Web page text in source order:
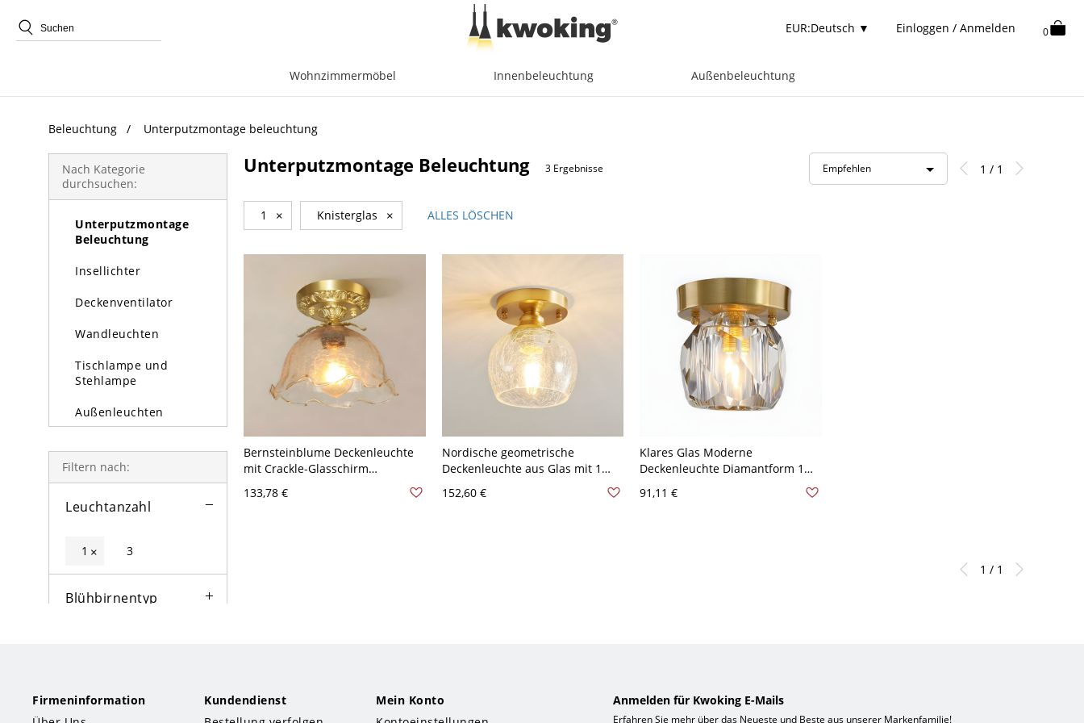
EUR:Deutsch ▼ Einloggen / Anmelden 0
Wohnzimmermöbel Innenbeleuchtung Außenbeleuchtung
Beleuchtung Unterputzmontage beleuchtung
Nach Kategorie
durchsuchen:
Beleuchtung
Kronleuchter
Pendelleuchte
Unterputzmontage
Beleuchtung
Insellichter
Deckenventilator
Wandleuchten
Tischlampe und
Stehlampe
Außenleuchten
Filtern nach:
Leuchtanzahl
1 × 3
Blühbirnentyp
Unterputzmontage Beleuchtung 3 Ergebnisse Empfehlen 1 / 1
1 × Knisterglas × ALLES LÖSCHEN
Bernsteinblume Deckenleuchte
mit Crackle-Glasschirm
133,78 €
Nordische geometrische
Deckenleuchte aus Glas mit 1
Schüssel
152,60 €
Klares Glas Moderne
Deckenleuchte Diamantform 1
Deckenleuchte
91,11 €
1 / 1
Firmeninformation
Kundendienst
Mein Konto
Anmelden für Kwoking E-Mails
Erfahren Sie mehr über das Neueste und Beste aus unserer Markenfamilie!